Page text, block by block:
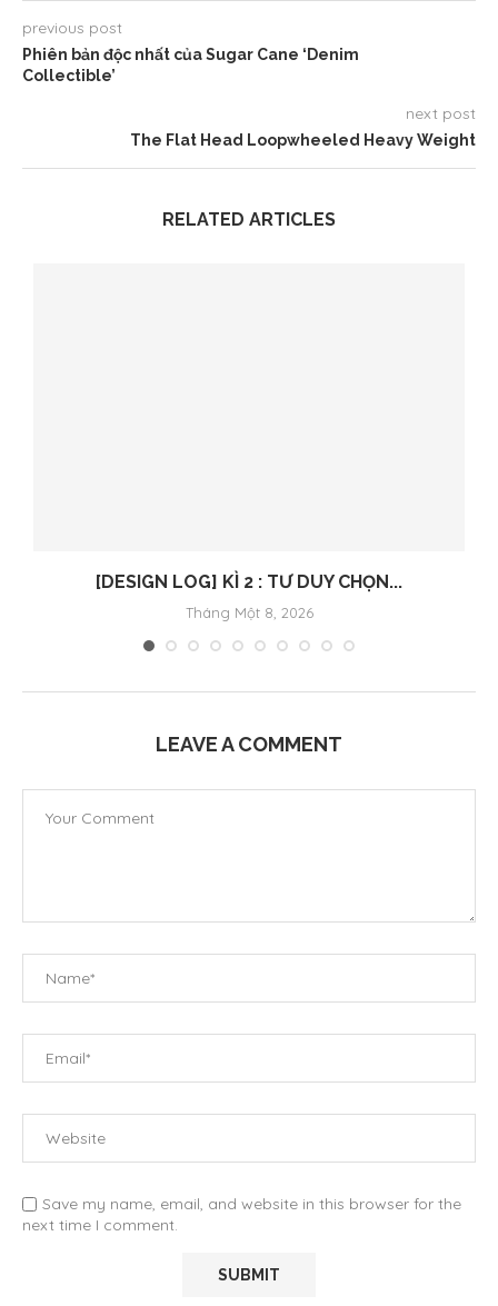
previous post
Phiên bản độc nhất của Sugar Cane ‘Denim
Collectible’
next post
The Flat Head Loopwheeled Heavy Weight
RELATED ARTICLES
[DESIGN LOG] KÌ 2 : TƯ DUY CHỌN...
Tháng Một 8, 2026
LEAVE A COMMENT
Save my name, email, and website in this browser for the
next time I comment.